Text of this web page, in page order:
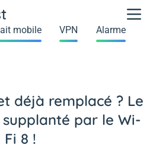
mobile VPN Alarme
déjà remplacé ? Le
par le Wi-
Fi 8 !